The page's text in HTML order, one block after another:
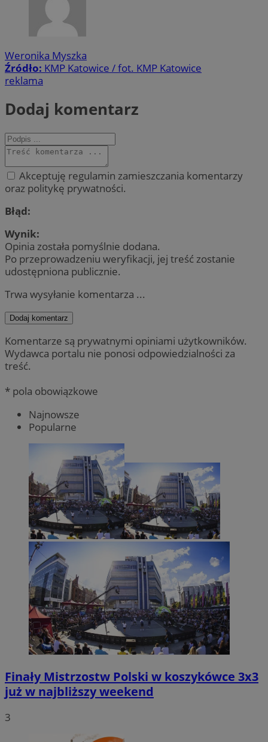
Weronika Myszka
Źródło: KMP Katowice / fot. KMP Katowice
reklama
Dodaj komentarz
Akceptuję regulamin zamieszczania komentarzy
oraz politykę prywatności.
Błąd:
Wynik:
Opinia została pomyślnie dodana.
Po przeprowadzeniu weryfikacji, jej treść zostanie
udostępniona publicznie.
Trwa wysyłanie komentarza ...
Dodaj komentarz
Komentarze są prywatnymi opiniami użytkowników.
Wydawca portalu nie ponosi odpowiedzialności za
treść.
* pola obowiązkowe
Najnowsze
Popularne
Finały Mistrzostw Polski w koszykówce 3x3
już w najbliższy weekend
3